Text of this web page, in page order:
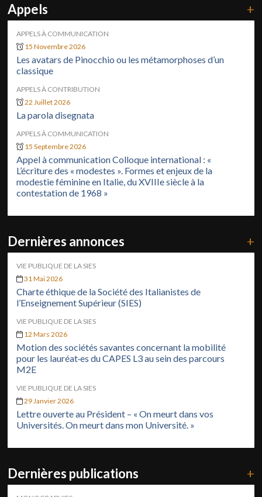
Appels +
APPELS À COMMUNICATION
15 Novembre 2026
Les avatars de Pinocchio ou les métamorphoses d’un
classique
APPELS À CONTRIBUTION
22 Juillet 2026
La parola disegnata
APPELS À COMMUNICATION
15 Septembre 2026
Appel à communication Colloque international : «
L’écriture des « modestes ». Formes et enjeux de la
modestie féminine en Italie, du XVIIIe siècle à la
contestation de 1968 »
Dernières annonces +
VIE PUBLIQUE DE LA SIES
31 Mai 2026
Charte éthique de la Société des Italianistes de
l’Enseignement Supérieur (SIES)
VIE PUBLIQUE DE LA SIES
12 Mars 2026
Motion des sociétés savantes concernant la mobilité
pour les lauréat·es du CAPES L3 au sein des parcours
M2E
VIE PUBLIQUE DE LA SIES
29 Janvier 2026
Lettre ouverte au Président – « On meurt dans vos
Universités. On meurt dans mon Université. »
Dernières publications +